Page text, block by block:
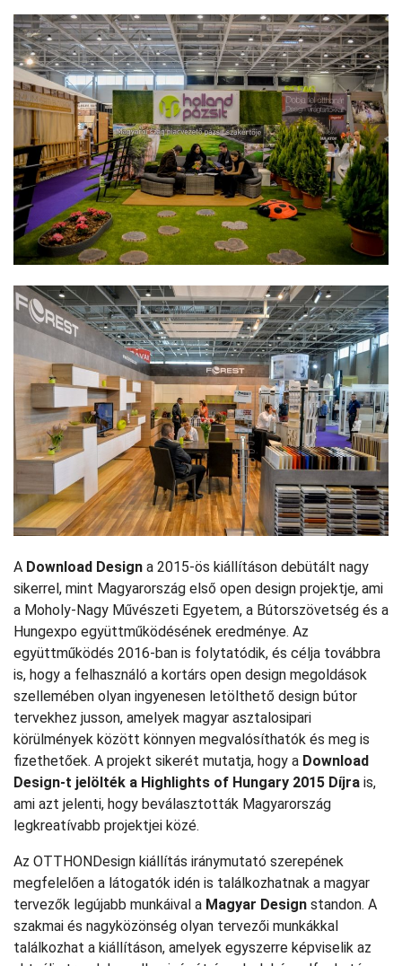
A Download Design a 2015-ös kiállításon debütált nagy
sikerrel, mint Magyarország első open design projektje, ami
a Moholy-Nagy Művészeti Egyetem, a Bútorszövetség és a
Hungexpo együttműködésének eredménye. Az
együttműködés 2016-ban is folytatódik, és célja továbbra
is, hogy a felhasználó a kortárs open design megoldások
szellemében olyan ingyenesen letölthető design bútor
tervekhez jusson, amelyek magyar asztalosipari
körülmények között könnyen megvalósíthatók és meg is
fizethetőek. A projekt sikerét mutatja, hogy a Download
Design-t jelölték a Highlights of Hungary 2015 Díjra is,
ami azt jelenti, hogy beválasztották Magyarország
legkreatívabb projektjei közé.
Az OTTHONDesign kiállítás iránymutató szerepének
megfelelően a látogatók idén is találkozhatnak a magyar
tervezők legújabb munkáival a Magyar Design standon. A
szakmai és nagyközönség olyan tervezői munkákkal
találkozhat a kiállításon, amelyek egyszerre képviselik az